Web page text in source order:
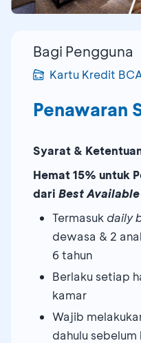
Bagi Pengguna
Kartu Kredit
Penawaran
Syarat &
Hemat 15% untuk
dari Best
Termasuk daily
dewasa & 2
6 tahun
Berlaku setiap
kamar
Wajib
dahulu